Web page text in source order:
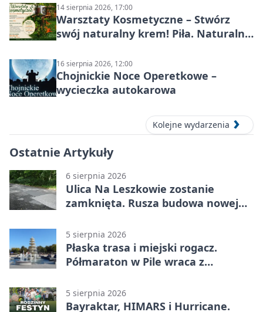
14 sierpnia 2026, 17:00
Warsztaty Kosmetyczne – Stwórz
swój naturalny krem! Piła. Naturalna
16 sierpnia 2026, 12:00
Chojnickie Noce Operetkowe –
wycieczka autokarowa
Kolejne wydarzenia
Ostatnie Artykuły
6 sierpnia 2026
Ulica Na Leszkowie zostanie
zamknięta. Rusza budowa nowej
5 sierpnia 2026
Płaska trasa i miejski rogacz.
Półmaraton w Pile wraca z
5 sierpnia 2026
Bayraktar, HIMARS i Hurricane.